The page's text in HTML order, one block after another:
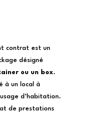
contrat est un
désigné
ou un box.
à un local à
d’habitation.
de prestations